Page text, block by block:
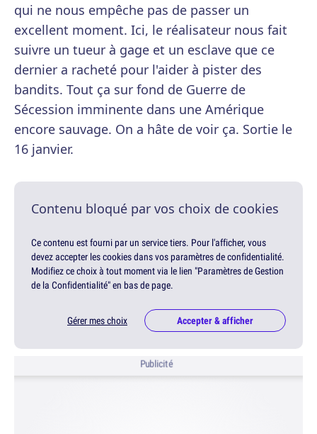
qui ne nous empêche pas de passer un
excellent moment. Ici, le réalisateur nous fait
suivre un tueur à gage et un esclave que ce
dernier a racheté pour l'aider à pister des
bandits. Tout ça sur fond de Guerre de
Sécession imminente dans une Amérique
encore sauvage. On a hâte de voir ça. Sortie le
16 janvier.
Contenu bloqué par vos choix de cookies
Ce contenu est fourni par un service tiers. Pour l'afficher, vous
devez accepter les cookies dans vos paramètres de confidentialité.
Modifiez ce choix à tout moment via le lien "Paramètres de Gestion
de la Confidentialité" en bas de page.
Gérer mes choix Accepter & afficher
Publicité